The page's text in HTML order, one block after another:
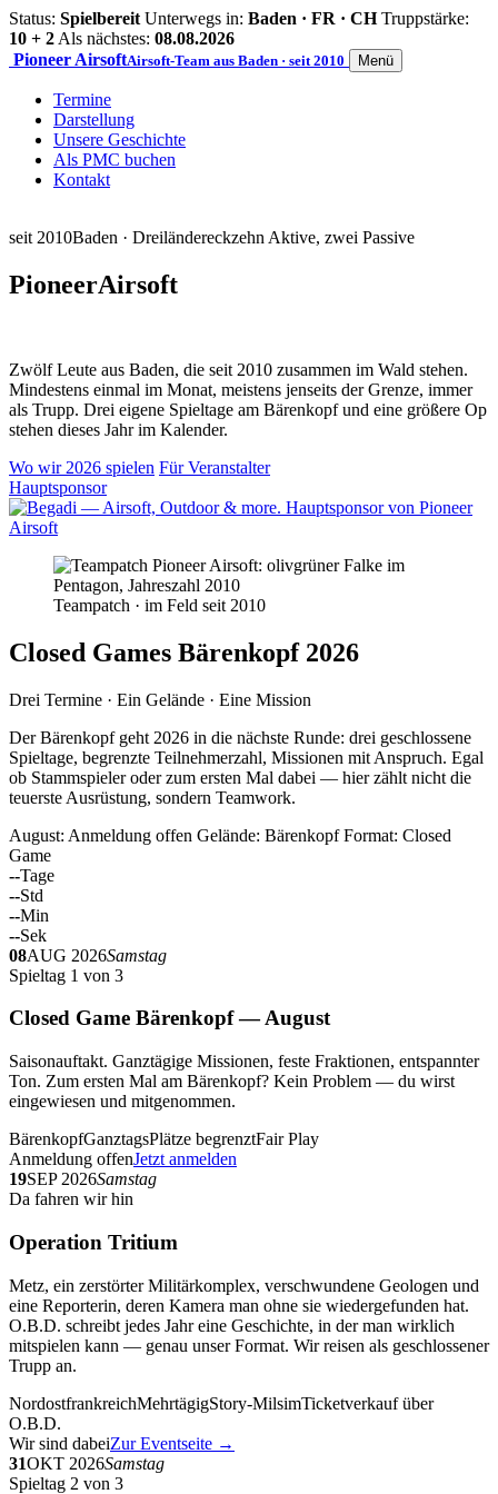
Status: Spielbereit Unterwegs in: Baden · FR · CH Truppstärke:
10 + 2 Als nächstes: 08.08.2026
Pioneer AirsoftAirsoft-Team aus Baden · seit 2010 Menü
Termine
Darstellung
Unsere Geschichte
Als PMC buchen
Kontakt
seit 2010Baden · Dreiländereckzehn Aktive, zwei Passive
PioneerAirsoft
Zwölf Leute aus Baden, die seit 2010 zusammen im Wald stehen.
Mindestens einmal im Monat, meistens jenseits der Grenze, immer
als Trupp. Drei eigene Spieltage am Bärenkopf und eine größere Op
stehen dieses Jahr im Kalender.
Wo wir 2026 spielen Für Veranstalter
Hauptsponsor
Teampatch · im Feld seit 2010
Closed Games Bärenkopf 2026
Drei Termine · Ein Gelände · Eine Mission
Der Bärenkopf geht 2026 in die nächste Runde: drei geschlossene
Spieltage, begrenzte Teilnehmerzahl, Missionen mit Anspruch. Egal
ob Stammspieler oder zum ersten Mal dabei — hier zählt nicht die
teuerste Ausrüstung, sondern Teamwork.
August: Anmeldung offen Gelände: Bärenkopf Format: Closed
Game
--Tage
--Std
--Min
--Sek
08AUG 2026Samstag
Spieltag 1 von 3
Closed Game Bärenkopf — August
Saisonauftakt. Ganztägige Missionen, feste Fraktionen, entspannter
Ton. Zum ersten Mal am Bärenkopf? Kein Problem — du wirst
eingewiesen und mitgenommen.
BärenkopfGanztagsPlätze begrenztFair Play
Anmeldung offenJetzt anmelden
19SEP 2026Samstag
Da fahren wir hin
Operation Tritium
Metz, ein zerstörter Militärkomplex, verschwundene Geologen und
eine Reporterin, deren Kamera man ohne sie wiedergefunden hat.
O.B.D. schreibt jedes Jahr eine Geschichte, in der man wirklich
mitspielen kann — genau unser Format. Wir reisen als geschlossener
Trupp an.
NordostfrankreichMehrtägigStory-MilsimTicketverkauf über
O.B.D.
Wir sind dabeiZur Eventseite →
31OKT 2026Samstag
Spieltag 2 von 3